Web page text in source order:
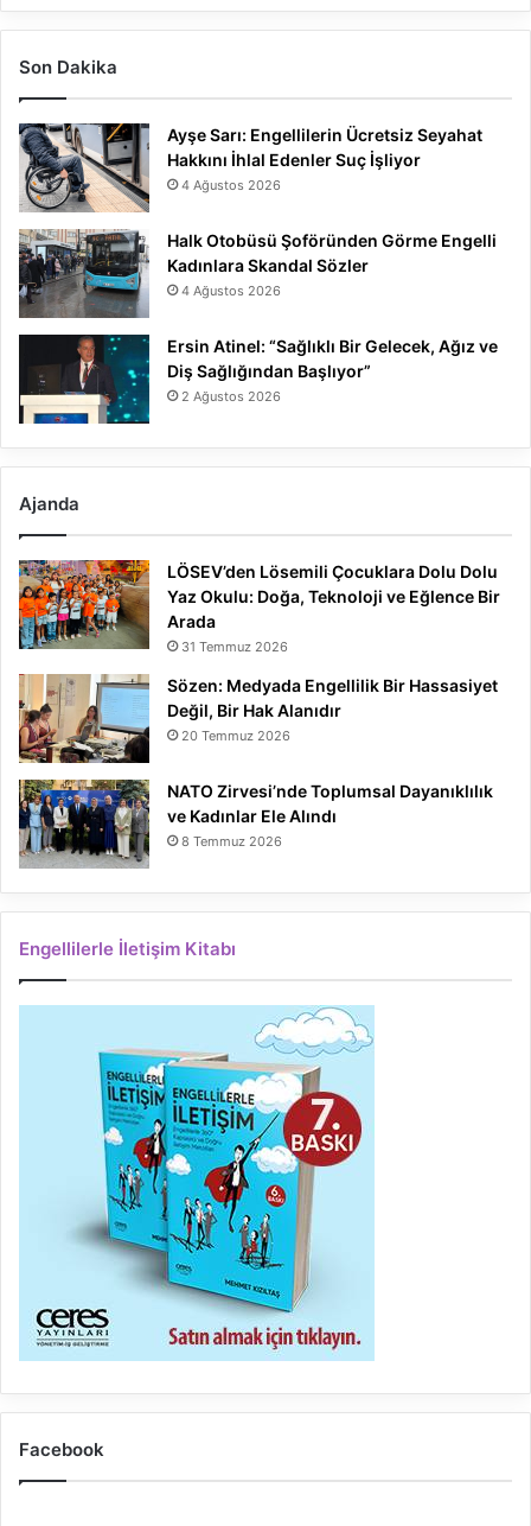
Son Dakika
Ayşe Sarı: Engellilerin Ücretsiz Seyahat
Hakkını İhlal Edenler Suç İşliyor
4 Ağustos 2026
Halk Otobüsü Şoföründen Görme Engelli
Kadınlara Skandal Sözler
4 Ağustos 2026
Ersin Atinel: “Sağlıklı Bir Gelecek, Ağız ve
Diş Sağlığından Başlıyor”
2 Ağustos 2026
Ajanda
LÖSEV’den Lösemili Çocuklara Dolu Dolu
Yaz Okulu: Doğa, Teknoloji ve Eğlence Bir
Arada
31 Temmuz 2026
Sözen: Medyada Engellilik Bir Hassasiyet
Değil, Bir Hak Alanıdır
20 Temmuz 2026
NATO Zirvesi’nde Toplumsal Dayanıklılık
ve Kadınlar Ele Alındı
8 Temmuz 2026
Engellilerle İletişim Kitabı
Facebook